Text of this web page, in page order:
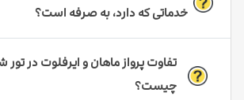
خدماتی که دارد، به صرفه است؟
تفاوت پرواز ماهان و ایرفلوت در
چیست؟